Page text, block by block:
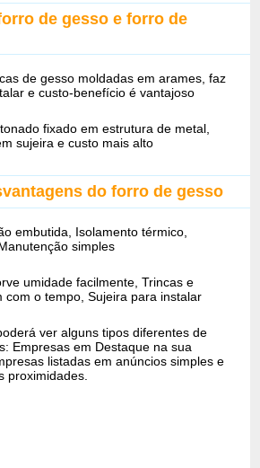
de gesso e forro de
de gesso moldadas em arames, faz
e custo-benefício é vantajoso
fixado em estrutura de metal,
sujeira e custo mais alto
do forro de gesso
embutida, Isolamento térmico,
simples
umidade facilmente, Trincas e
com o tempo, Sujeira para instalar
ver alguns tipos diferentes de
Empresas em Destaque na sua
listadas em anúncios simples e
proximidades.